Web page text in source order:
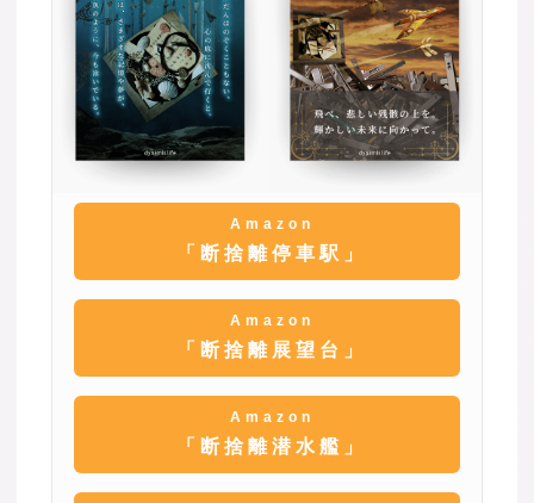
Amazon
「断捨離停車駅」
Amazon
「断捨離展望台」
Amazon
「断捨離潜水艦」